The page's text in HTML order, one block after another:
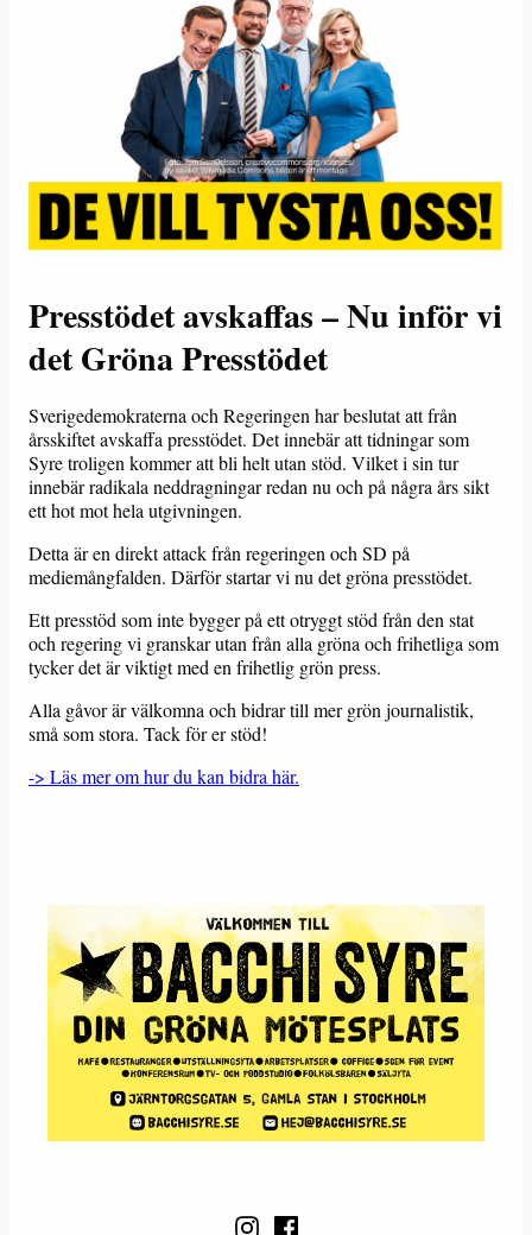
Presstödet avskaffas – Nu inför vi
det Gröna Presstödet
Sverigedemokraterna och Regeringen har beslutat att från
årsskiftet avskaffa presstödet. Det innebär att tidningar som
Syre troligen kommer att bli helt utan stöd. Vilket i sin tur
innebär radikala neddragningar redan nu och på några års sikt
ett hot mot hela utgivningen.
Detta är en direkt attack från regeringen och SD på
mediemångfalden. Därför startar vi nu det gröna presstödet.
Ett presstöd som inte bygger på ett otryggt stöd från den stat
och regering vi granskar utan från alla gröna och frihetliga som
tycker det är viktigt med en frihetlig grön press.
Alla gåvor är välkomna och bidrar till mer grön journalistik,
små som stora. Tack för er stöd!
-> Läs mer om hur du kan bidra här.